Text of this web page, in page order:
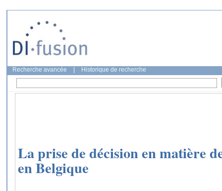
Recherche avancée Historique de recherche
La prise de décision en matière
en Belgique